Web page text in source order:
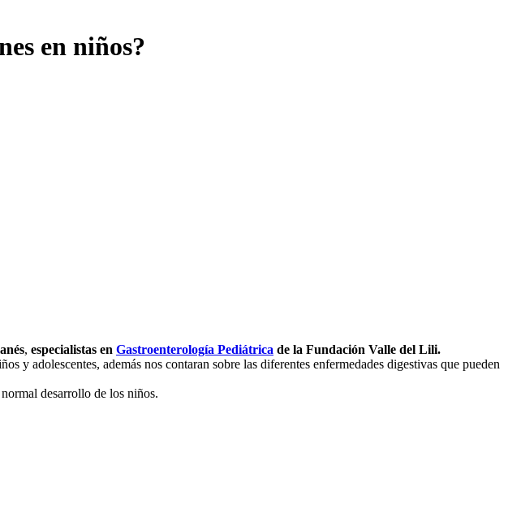
en niños?
, especialistas en Gastroenterología Pediátrica de la Fundación Valle del Lili.
y adolescentes, además nos contaran sobre las diferentes enfermedades digestivas que pueden
desarrollo de los niños.